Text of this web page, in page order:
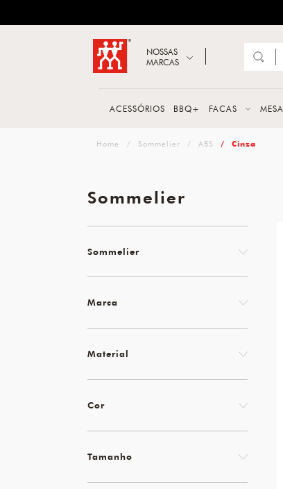
ZWILLING
NOSSAS
MARCAS
ACESSÓRIOS BBQ+ FACAS MESA
Sommelier ABS Cinza
Sommelier
Marca
Material
Cor
Tamanho
Sommelier